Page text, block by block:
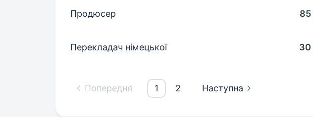
Продюсер 85
Перекладач німецької 30
Попередня 1 2 Наступна